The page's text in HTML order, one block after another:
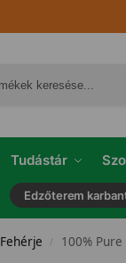
Tudástár
Edzőterem
Fehérje / 100%